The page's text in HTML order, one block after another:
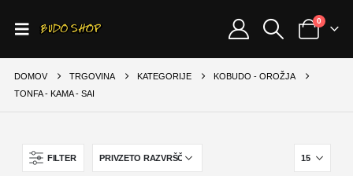
0
DOMOV TRGOVINA KATEGORIJE
KOBUDO - OROŽJA
TONFA - KAMA - SAI
FILTER